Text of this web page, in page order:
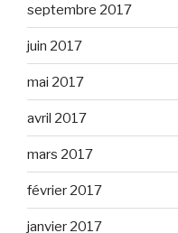
septembre 2017
juin 2017
mai 2017
avril 2017
mars 2017
février 2017
janvier 2017